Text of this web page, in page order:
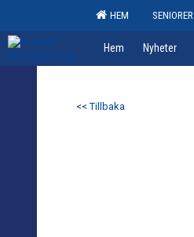
HEM SENIORER
Hem Nyheter
<< Tillbaka